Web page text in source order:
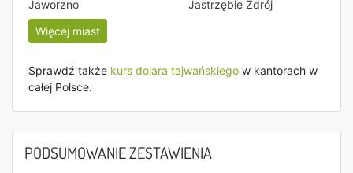
Jaworzno
Jastrzębie Zdrój
Więcej miast
Sprawdź także kurs dolara tajwańskiego w kantorach w
całej Polsce.
PODSUMOWANIE ZESTAWIENIA